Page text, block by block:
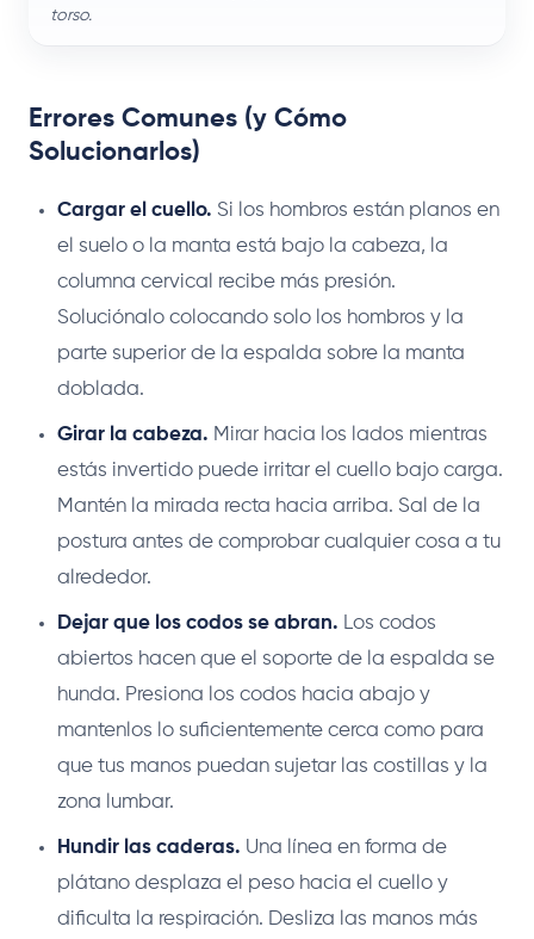
torso.
Errores Comunes (y Cómo
Solucionarlos)
Cargar el cuello. Si los hombros están planos en
el suelo o la manta está bajo la cabeza, la
columna cervical recibe más presión.
Soluciónalo colocando solo los hombros y la
parte superior de la espalda sobre la manta
doblada.
Girar la cabeza. Mirar hacia los lados mientras
estás invertido puede irritar el cuello bajo carga.
Mantén la mirada recta hacia arriba. Sal de la
postura antes de comprobar cualquier cosa a tu
alrededor.
Dejar que los codos se abran. Los codos
abiertos hacen que el soporte de la espalda se
hunda. Presiona los codos hacia abajo y
mantenlos lo suficientemente cerca como para
que tus manos puedan sujetar las costillas y la
zona lumbar.
Hundir las caderas. Una línea en forma de
plátano desplaza el peso hacia el cuello y
dificulta la respiración. Desliza las manos más